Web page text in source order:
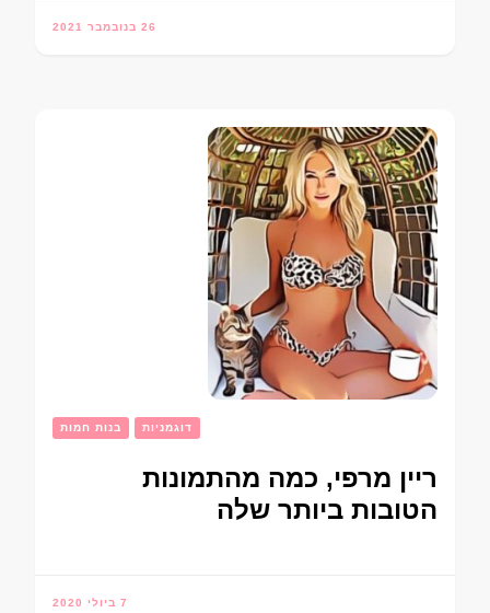
26 בנובמבר 2021
בנות חמות דוגמניות
ריין מרפי, כמה מהתמונות
הטובות ביותר שלה
7 ביולי 2020